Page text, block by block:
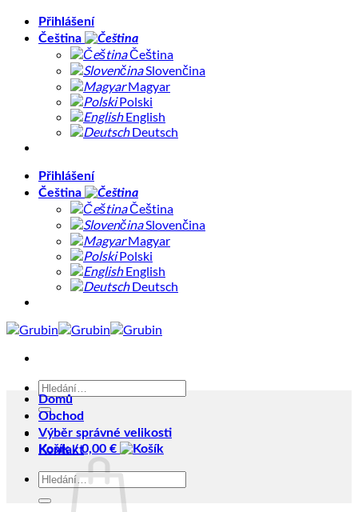
PřeskočitPřihlášení
Čeština
Čeština
Slovenčina
Magyar
Polski
English
Deutsch
Přihlášení
Čeština
Čeština
Slovenčina
Magyar
Polski
English
Deutsch
Hledat:
Košík /0,00 €
Domů
Obchod
Výběr správné velikosti
Kontakt
Hledat: